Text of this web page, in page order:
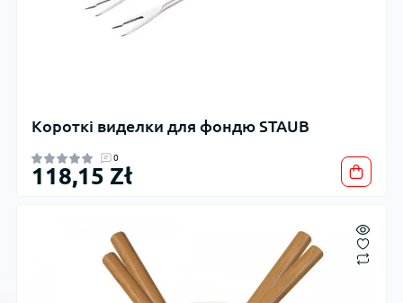
Короткі виделки для фондю STAUB
0
118,15 Zł